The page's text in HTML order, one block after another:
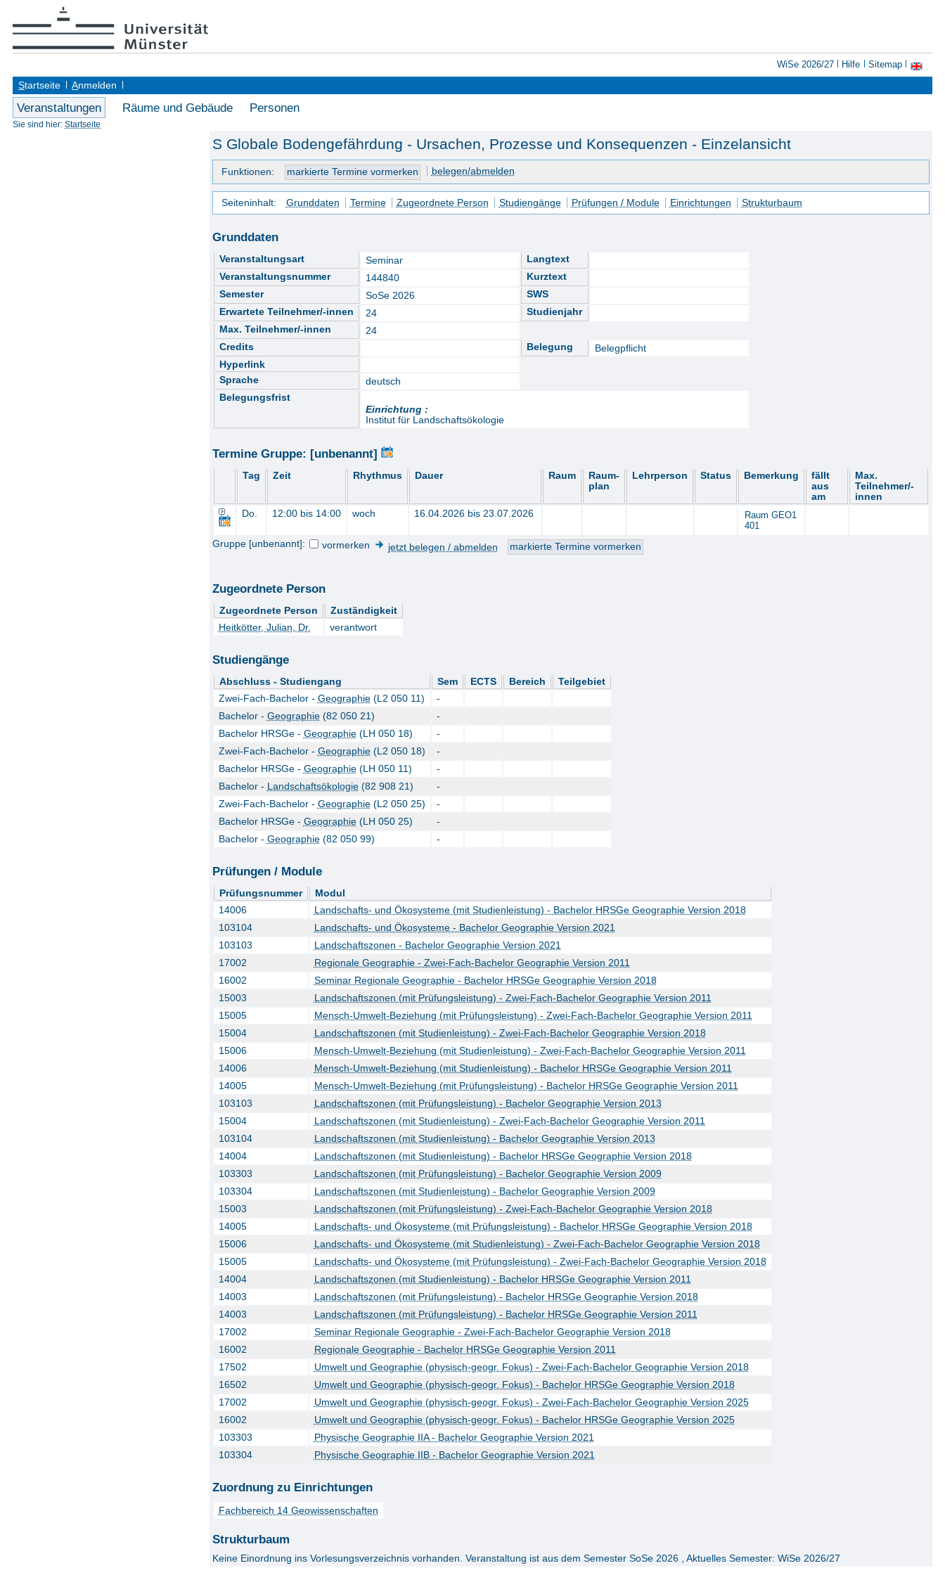
WiSe 2026/27 Hilfe
Sitemap
Startseite Anmelden
Veranstaltungen Räume und Gebäude Personen
Sie sind hier: Startseite
S Globale Bodengefährdung - Ursachen, Prozesse und Konsequenzen - Einzelansicht
Funktionen: belegen/abmelden
Seiteninhalt: Grunddaten Termine Zugeordnete Person Studiengänge Prüfungen / Module Einrichtungen Strukturbaum
Grunddaten
Veranstaltungsart Seminar
Langtext
Veranstaltungsnummer
144840
Kurztext
Semester
SoSe 2026
SWS
Erwartete Teilnehmer/-innen
24
Studienjahr
Max. Teilnehmer/-innen
24
Credits
Belegung
Belegpflicht
Hyperlink
Sprache
deutsch
Belegungsfrist
Einrichtung :
Institut für Landschaftsökologie
Termine Gruppe: [unbenannt]
Tag Zeit Rhythmus Dauer Raum
Raum-
plan
Lehrperson Status Bemerkung
fällt
aus
am
Max.
Teilnehmer/-
innen
Do.
12:00 bis 14:00 woch 16.04.2026 bis 23.07.2026
Raum GEO1
401
Gruppe [unbenannt]:
vormerken jetzt belegen / abmelden
Zugeordnete Person
Zugeordnete Person
Zuständigkeit
Heitkötter, Julian, Dr.
verantwort
Studiengänge
Abschluss - Studiengang Sem ECTS Bereich
Teilgebiet
Zwei-Fach-Bachelor - Geographie(L2 050 11)
-
Bachelor - Geographie(82 050 21)
-
Bachelor HRSGe - Geographie(LH 050 18)
-
Zwei-Fach-Bachelor - Geographie(L2 050 18)
-
Bachelor HRSGe - Geographie(LH 050 11)
-
Bachelor - Landschaftsökologie(82 908 21)
-
Zwei-Fach-Bachelor - Geographie(L2 050 25)
-
Bachelor HRSGe - Geographie(LH 050 25)
-
Bachelor - Geographie(82 050 99) -
Prüfungen / Module
Prüfungsnummer
Modul
14006
Landschafts- und Ökosysteme (mit Studienleistung) - Bachelor HRSGe Geographie Version 2018
103104
Landschafts- und Ökosysteme - Bachelor Geographie Version 2021
103103
Landschaftszonen - Bachelor Geographie Version 2021
17002
Regionale Geographie - Zwei-Fach-Bachelor Geographie Version 2011
16002
Seminar Regionale Geographie - Bachelor HRSGe Geographie Version 2018
15003
Landschaftszonen (mit Prüfungsleistung) - Zwei-Fach-Bachelor Geographie Version 2011
15005
Mensch-Umwelt-Beziehung (mit Prüfungsleistung) - Zwei-Fach-Bachelor Geographie Version 2011
15004
Landschaftszonen (mit Studienleistung) - Zwei-Fach-Bachelor Geographie Version 2018
15006
Mensch-Umwelt-Beziehung (mit Studienleistung) - Zwei-Fach-Bachelor Geographie Version 2011
14006
Mensch-Umwelt-Beziehung (mit Studienleistung) - Bachelor HRSGe Geographie Version 2011
14005
Mensch-Umwelt-Beziehung (mit Prüfungsleistung) - Bachelor HRSGe Geographie Version 2011
103103
Landschaftszonen (mit Prüfungsleistung) - Bachelor Geographie Version 2013
15004
Landschaftszonen (mit Studienleistung) - Zwei-Fach-Bachelor Geographie Version 2011
103104
Landschaftszonen (mit Studienleistung) - Bachelor Geographie Version 2013
14004
Landschaftszonen (mit Studienleistung) - Bachelor HRSGe Geographie Version 2018
103303
Landschaftszonen (mit Prüfungsleistung) - Bachelor Geographie Version 2009
103304
Landschaftszonen (mit Studienleistung) - Bachelor Geographie Version 2009
15003
Landschaftszonen (mit Prüfungsleistung) - Zwei-Fach-Bachelor Geographie Version 2018
14005
Landschafts- und Ökosysteme (mit Prüfungsleistung) - Bachelor HRSGe Geographie Version 2018
15006
Landschafts- und Ökosysteme (mit Studienleistung) - Zwei-Fach-Bachelor Geographie Version 2018
15005
Landschafts- und Ökosysteme (mit Prüfungsleistung) - Zwei-Fach-Bachelor Geographie Version 2018
14004
Landschaftszonen (mit Studienleistung) - Bachelor HRSGe Geographie Version 2011
14003
Landschaftszonen (mit Prüfungsleistung) - Bachelor HRSGe Geographie Version 2018
14003
Landschaftszonen (mit Prüfungsleistung) - Bachelor HRSGe Geographie Version 2011
17002
Seminar Regionale Geographie - Zwei-Fach-Bachelor Geographie Version 2018
16002
Regionale Geographie - Bachelor HRSGe Geographie Version 2011
17502
Umwelt und Geographie (physisch-geogr. Fokus) - Zwei-Fach-Bachelor Geographie Version 2018
16502
Umwelt und Geographie (physisch-geogr. Fokus) - Bachelor HRSGe Geographie Version 2018
17002
Umwelt und Geographie (physisch-geogr. Fokus) - Zwei-Fach-Bachelor Geographie Version 2025
16002
Umwelt und Geographie (physisch-geogr. Fokus) - Bachelor HRSGe Geographie Version 2025
103303
Physische Geographie IIA - Bachelor Geographie Version 2021
103304
Physische Geographie IIB - Bachelor Geographie Version 2021
Zuordnung zu Einrichtungen
Fachbereich 14 Geowissenschaften
Strukturbaum
Keine Einordnung ins Vorlesungsverzeichnis vorhanden. Veranstaltung ist aus dem Semester SoSe 2026 , Aktuelles Semester: WiSe 2026/27